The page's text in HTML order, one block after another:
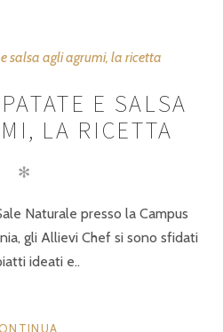
E SALSA
LA RICETTA
✻
Naturale presso la Campus
gli Allievi Chef si sono sfidati
ideati e..